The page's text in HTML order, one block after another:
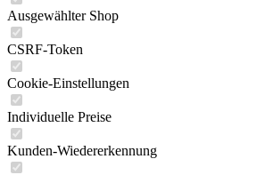
Ausgewählter Shop
CSRF-Token
Cookie-Einstellungen
Individuelle Preise
Kunden-Wiedererkennung